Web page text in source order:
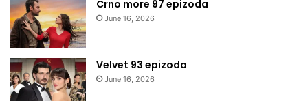
Crno more 97 epizoda
June 16, 2026
Velvet 93 epizoda
June 16, 2026